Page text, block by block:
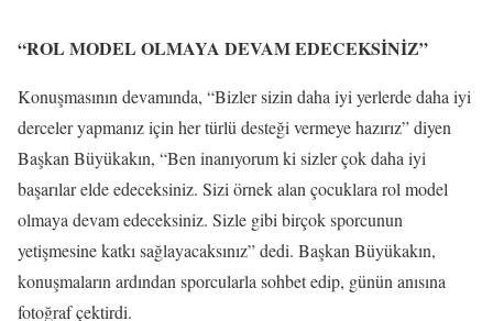
“ROL MODEL OLMAYA DEVAM EDECEKSİNİZ”
Konuşmasının devamında, “Bizler sizin daha iyi yerlerde daha iyi
derceler yapmanız için her türlü desteği vermeye hazırız” diyen
Başkan Büyükakın, “Ben inanıyorum ki sizler çok daha iyi
başarılar elde edeceksiniz. Sizi örnek alan çocuklara rol model
olmaya devam edeceksiniz. Sizle gibi birçok sporcunun
yetişmesine katkı sağlayacaksınız” dedi. Başkan Büyükakın,
konuşmaların ardından sporcularla sohbet edip, günün anısına
fotoğraf çektirdi.